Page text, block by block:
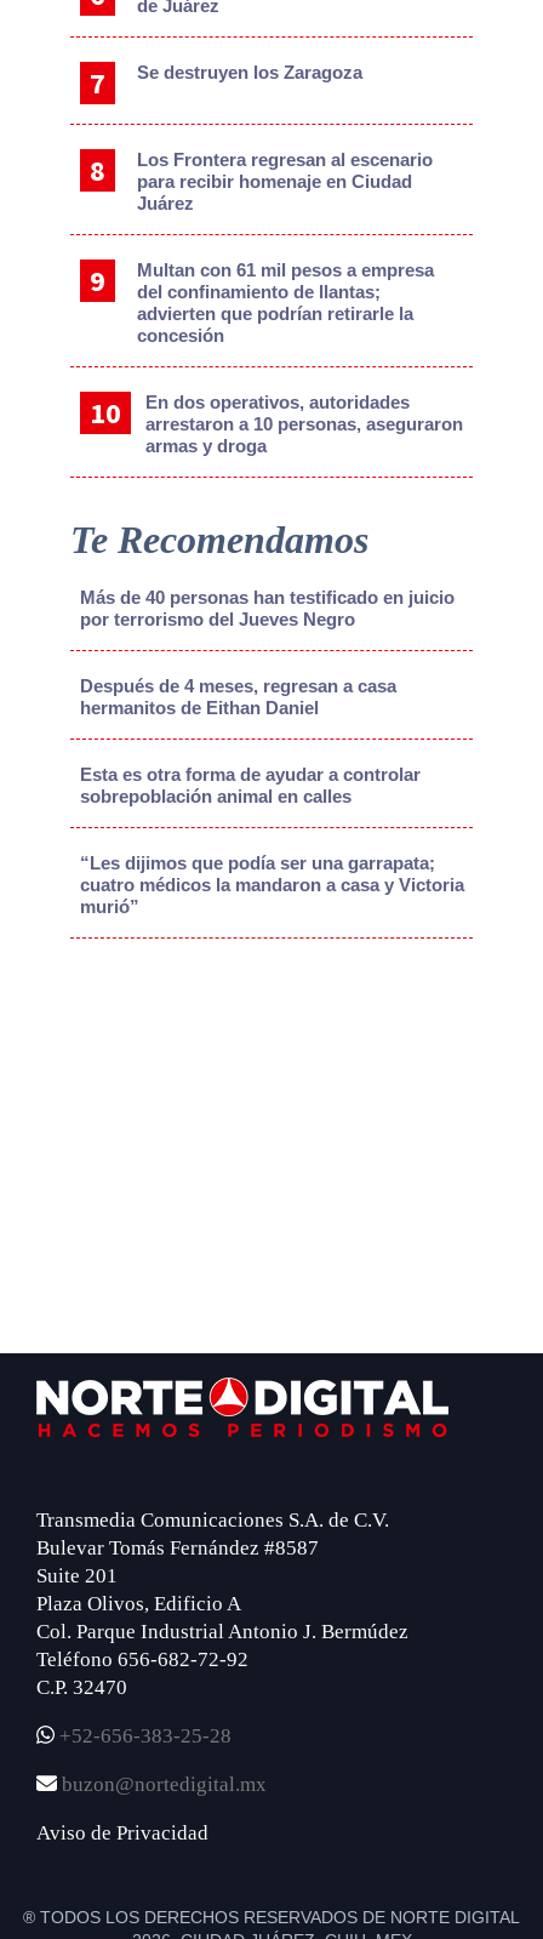
de Juárez
Se destruyen los Zaragoza
Los Frontera regresan al escenario
para recibir homenaje en Ciudad
Juárez
Multan con 61 mil pesos a empresa
del confinamiento de llantas;
advierten que podrían retirarle la
concesión
En dos operativos, autoridades
arrestaron a 10 personas, aseguraron
armas y droga
Te Recomendamos
Más de 40 personas han testificado en juicio
por terrorismo del Jueves Negro
Después de 4 meses, regresan a casa
hermanitos de Eithan Daniel
Esta es otra forma de ayudar a controlar
sobrepoblación animal en calles
“Les dijimos que podía ser una garrapata;
cuatro médicos la mandaron a casa y Victoria
murió”
Footer
Transmedia Comunicaciones S.A. de C.V.
Bulevar Tomás Fernández #8587
Suite 201
Plaza Olivos, Edificio A
Col. Parque Industrial Antonio J. Bermúdez
Teléfono 656-682-72-92
C.P. 32470
+52-656-383-25-28
buzon@nortedigital.mx
Aviso de Privacidad
® TODOS LOS DERECHOS RESERVADOS DE NORTE DIGITAL